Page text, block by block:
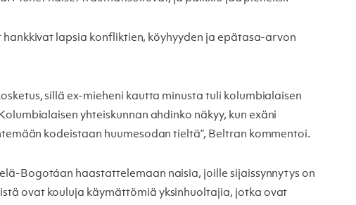
lapsia konfliktien, köyhyyden ja epätasa-arvon
sillä ex-mieheni kautta minusta tuli kolumbialaisen
yhteiskunnan ahdinko näkyy, kun exäni
kodeistaan huumesodan tieltä”, Beltran kommentoi.
Bogotáan haastattelemaan naisia, joille sijaissynnytys on
ovat kouluja käymättömiä yksinhuoltajia, jotka ovat